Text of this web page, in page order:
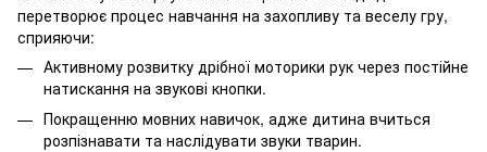
перетворює процес навчання на захопливу та веселу гру,
сприяючи:
Активному розвитку дрібної моторики рук через постійне
натискання на звукові кнопки.
Покращенню мовних навичок, адже дитина вчиться
розпізнавати та наслідувати звуки тварин.